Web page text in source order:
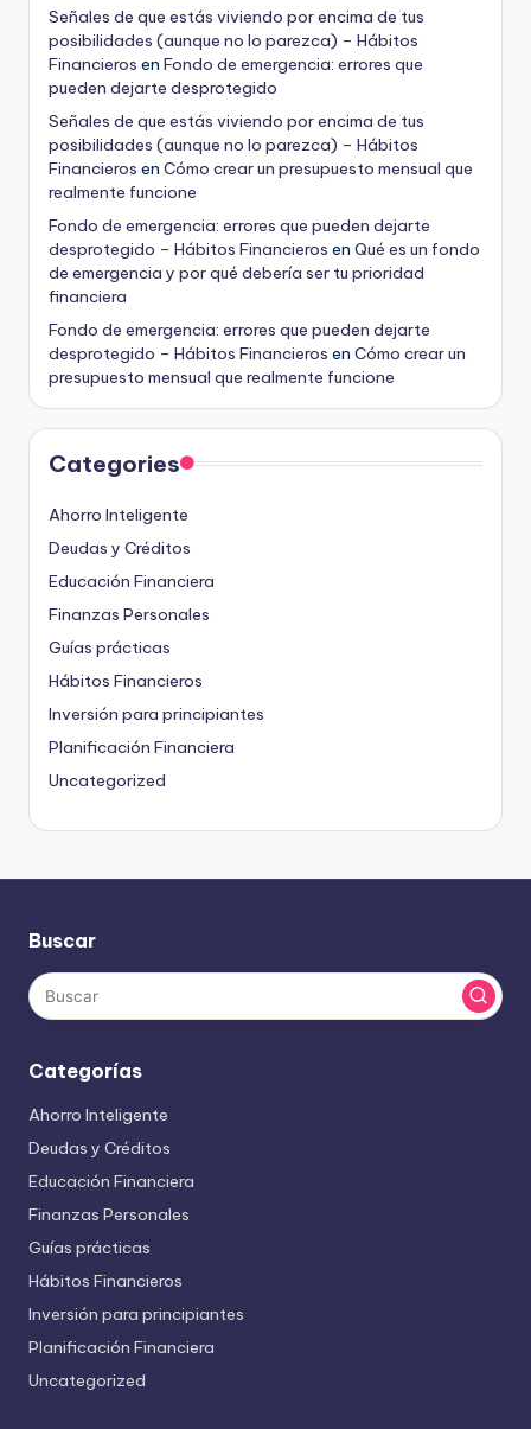
Señales de que estás viviendo por encima de tus
posibilidades (aunque no lo parezca) – Hábitos
Financieros en Fondo de emergencia: errores que
pueden dejarte desprotegido
Señales de que estás viviendo por encima de tus
posibilidades (aunque no lo parezca) – Hábitos
Financieros en Cómo crear un presupuesto mensual que
realmente funcione
Fondo de emergencia: errores que pueden dejarte
desprotegido – Hábitos Financieros en Qué es un fondo
de emergencia y por qué debería ser tu prioridad
financiera
Fondo de emergencia: errores que pueden dejarte
desprotegido – Hábitos Financieros en Cómo crear un
presupuesto mensual que realmente funcione
Categories
Ahorro Inteligente
Deudas y Créditos
Educación Financiera
Finanzas Personales
Guías prácticas
Hábitos Financieros
Inversión para principiantes
Planificación Financiera
Uncategorized
Buscar
Categorías
Ahorro Inteligente
Deudas y Créditos
Educación Financiera
Finanzas Personales
Guías prácticas
Hábitos Financieros
Inversión para principiantes
Planificación Financiera
Uncategorized